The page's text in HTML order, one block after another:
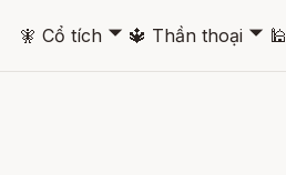
🧚 Cổ tích 🞃 🔱 Thần thoại 🞃 🕌